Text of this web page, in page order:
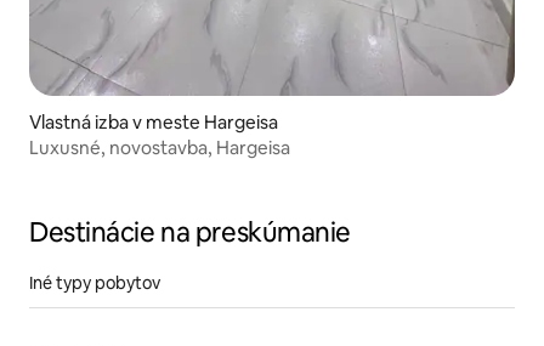
Vlastná izba v meste Hargeisa
Luxusné, novostavba, Hargeisa
Destinácie na preskúmanie
Iné typy pobytov